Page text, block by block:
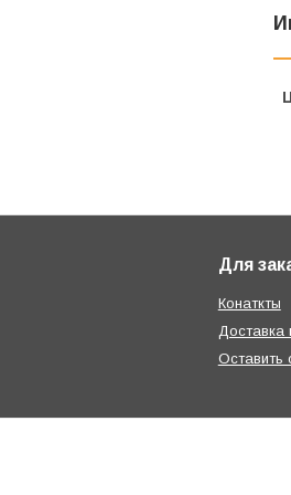
Для
Конаткты
Доставка
Оставить